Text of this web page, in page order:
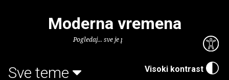
Visoki kontrast
Moderna vremena
Pogledaj... sve je puno knjiga.
Sve teme